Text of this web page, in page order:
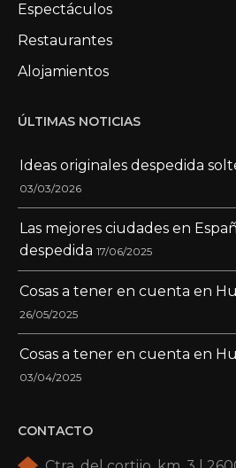
Espectáculos
Restaurantes
Alojamientos
ÚLTIMAS NOTICIAS
Ideas originales despedida
03/03/2026
Las mejores ciudades en
despedida 17/06/2025
Cosas a tener en cuenta en
26/05/2025
Cosas a tener en cuenta en
03/04/2025
CONTACTO